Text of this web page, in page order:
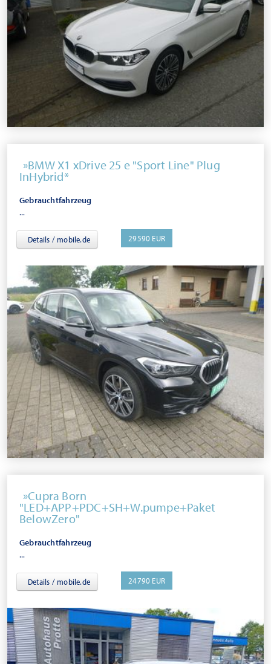
BMW X1 xDrive 25 e "Sport Line" Plug
InHybrid*
Gebrauchtfahrzeug
...
Details / mobile.de 29590 EUR
Cupra Born
"LED+APP+PDC+SH+W.pumpe+Paket
BelowZero"
Gebrauchtfahrzeug
...
Details / mobile.de 24790 EUR